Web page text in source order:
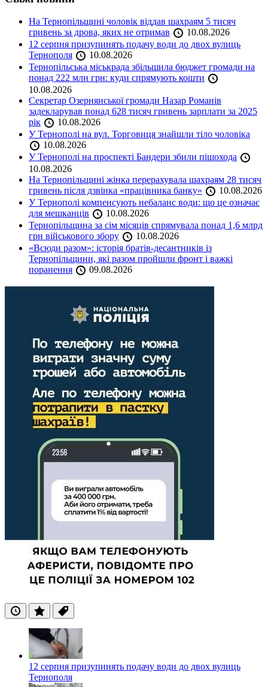
На Тернопільщині чоловік віддав шахраям 5 тисяч
гривень за дрова, яких не отримав
10.08.2026
12 серпня призупинять подачу води до двох вулиць
Тернополя
10.08.2026
Тернопільська міськрада збільшила бюджет громади на
понад 222 млн грн: куди спрямують кошти
10.08.2026
Секретар Озернянської громади Назар Романів
задекларував понад 628 тисяч гривень зарплати за 2025
рік
10.08.2026
У Тернополі на вул. Торговиця знайшли тіло чоловіка
10.08.2026
У Тернополі на проспекті Бандери збили пішохода
10.08.2026
На Тернопільщині жінка перерахувала шахраям 28 тисяч
гривень після дзвінка «працівника банку»
10.08.2026
У Тернополі компенсують небаланс води: що це означає
для мешканців
10.08.2026
Тернопільщина за сім місяців спрямувала понад 1,6 млрд
грн військового збору
10.08.2026
«Всюди разом»: історія братів-десантників із
Тернопільщини, які разом пройшли фронт і важкі
поранення
09.08.2026
ОстанніПопулярні
Теги
12 серпня призупинять подачу води до двох вулиць
Тернополя